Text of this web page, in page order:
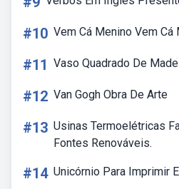
#10 Vem Cá Menino Vem Cá
#11 Vaso Quadrado De
#12 Van Gogh Obra De Arte
#13 Usinas Termoelétricas
Fontes Renováveis.
#14 Unicórnio Para Imprimir